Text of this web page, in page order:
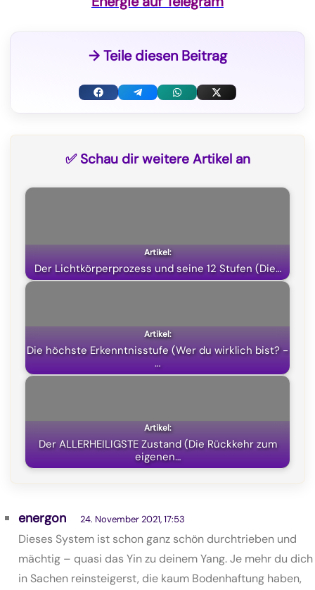
→ Teile diesen Beitrag
F
o
k
T
a
m
W
p
p
X
T
t
e
✅ Schau dir weitere Artikel an
Der Lichtkörperprozess und seine 12 Stufen (Die…
Die höchste Erkenntnisstufe (Wer du wirklich bist? -
…
Der ALLERHEILIGSTE Zustand (Die Rückkehr zum
eigenen…
energon 24. November 2021, 17:53
Dieses System ist schon ganz schön durchtrieben und
mächtig – quasi das Yin zu deinem Yang. Je mehr du dich
in Sachen reinsteigerst, die kaum Bodenhaftung haben,